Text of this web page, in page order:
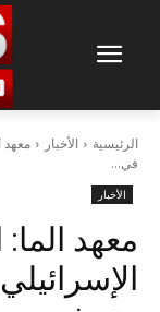
الرئيسية الأخبار
معهد
في...
الأخبار
معهد